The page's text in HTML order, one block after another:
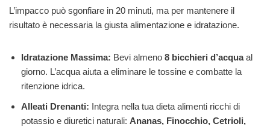
L’impacco può sgonfiare in 20 minuti, ma per mantenere il
risultato è necessaria la giusta alimentazione e idratazione.
Idratazione Massima: Bevi almeno 8 bicchieri d’acquaal
giorno. L’acqua aiuta a eliminare le tossine e combatte la
ritenzione idrica.
Alleati Drenanti: Integra nella tua dieta alimenti ricchi di
potassio e diuretici naturali: Ananas, Finocchio, Cetrioli,